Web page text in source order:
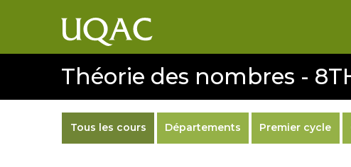
Théorie des nombres -
Tous les cours Départements Premier cycle